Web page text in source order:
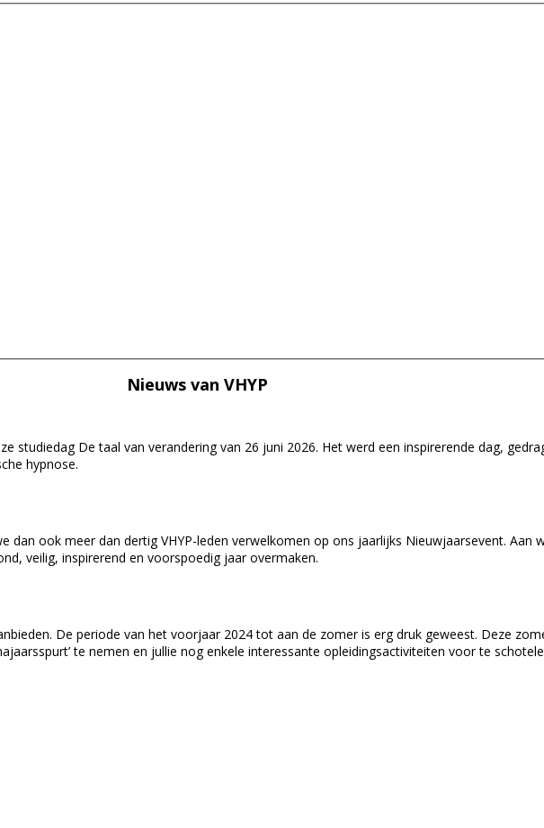
Nieuws van VHYP
studiedag De taal van verandering van 26 juni 2026. Het werd een inspirerende dag,
hypnose.
dan ook meer dan dertig VHYP-leden verwelkomen op ons jaarlijks Nieuwjaarsevent. Aan
veilig, inspirerend en voorspoedig jaar overmaken.
De periode van het voorjaar 2024 tot aan de zomer is erg druk geweest. Deze
te nemen en jullie nog enkele interessante opleidingsactiviteiten voor te